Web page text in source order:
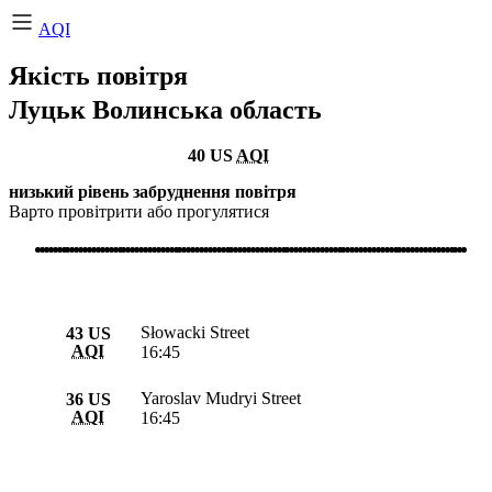
AQI
Якість повітря
Луцьк Волинська область
40 US AQI
низький рівень забруднення повітря
Варто провітрити або прогулятися
43 US
AQI
Słowacki Street
16:45
36 US
AQI
Yaroslav Mudryi Street
16:45